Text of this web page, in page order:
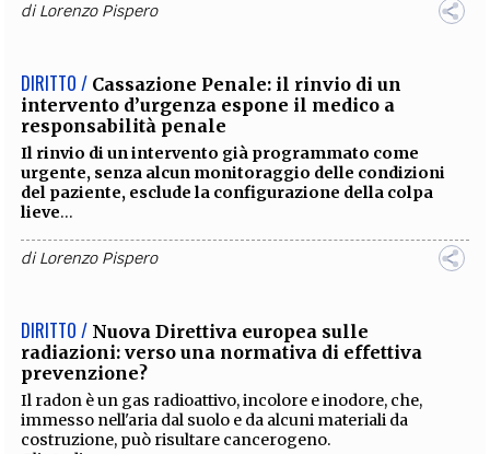
diLorenzo Pispero
DIRITTO / Cassazione Penale: il rinvio di un
intervento d’urgenza espone il medico a
responsabilità penale
Il rinvio di un intervento già programmato come
urgente, senza alcun monitoraggio delle condizioni
del paziente, esclude la configurazione della colpa
lieve...
diLorenzo Pispero
DIRITTO / Nuova Direttiva europea sulle
radiazioni: verso una normativa di effettiva
prevenzione?
Il radon è un gas radioattivo, incolore e inodore, che,
immesso nell'aria dal suolo e da alcuni materiali da
costruzione, può risultare cancerogeno.